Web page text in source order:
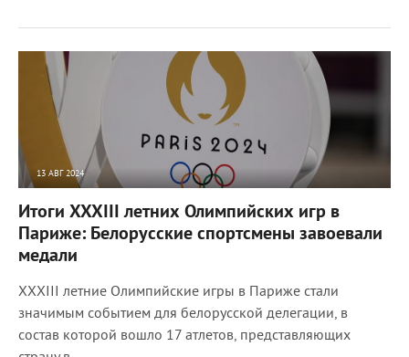
13 АВГ 2024
Итоги XXXIII летних Олимпийских игр в
Париже: Белорусские спортсмены завоевали
медали
XXXIII летние Олимпийские игры в Париже стали
значимым событием для белорусской делегации, в
состав которой вошло 17 атлетов, представляющих